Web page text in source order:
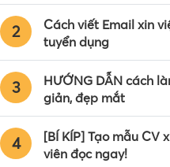
2
Cách viết Email xin
tuyển dụng
3
HƯỚNG DẪN cách
giản, đẹp mắt
4
[BÍ KÍP] Tạo mẫu CV
viên đọc ngay!